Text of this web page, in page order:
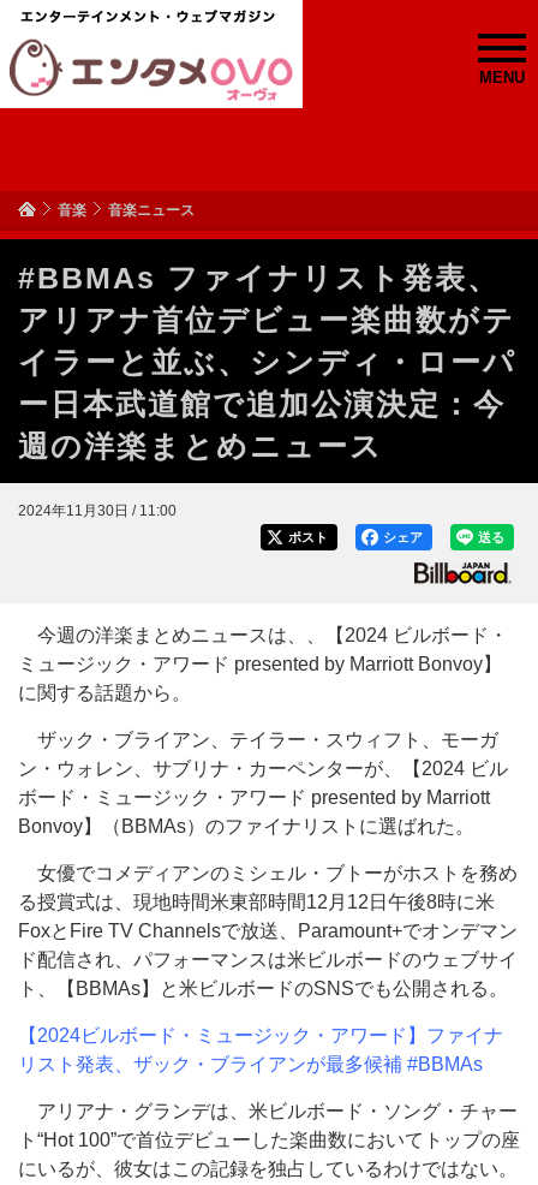
MENU
音楽 音楽ニュース
#BBMAs ファイナリスト発表、
アリアナ首位デビュー楽曲数がテ
イラーと並ぶ、シンディ・ローパ
ー日本武道館で追加公演決定：今
週の洋楽まとめニュース
2024年11月30日 / 11:00
送る
シェア
ポスト
今週の洋楽まとめニュースは、、【2024 ビルボード・
ミュージック・アワード presented by Marriott Bonvoy】
に関する話題から。
ザック・ブライアン、テイラー・スウィフト、モーガ
ン・ウォレン、サブリナ・カーペンターが、【2024 ビル
ボード・ミュージック・アワード presented by Marriott
Bonvoy】（BBMAs）のファイナリストに選ばれた。
女優でコメディアンのミシェル・ブトーがホストを務め
る授賞式は、現地時間米東部時間12月12日午後8時に米
FoxとFire TV Channelsで放送、Paramount+でオンデマン
ド配信され、パフォーマンスは米ビルボードのウェブサイ
ト、【BBMAs】と米ビルボードのSNSでも公開される。
【2024ビルボード・ミュージック・アワード】ファイナ
リスト発表、ザック・ブライアンが最多候補 #BBMAs
アリアナ・グランデは、米ビルボード・ソング・チャー
ト“Hot 100”で首位デビューした楽曲数においてトップの座
にいるが、彼女はこの記録を独占しているわけではない。